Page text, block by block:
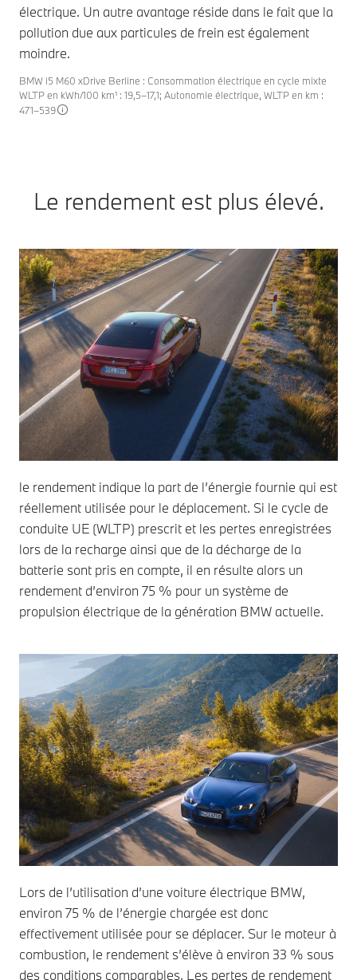
électrique. Un autre avantage réside dans le fait que la
pollution due aux particules de frein est également
moindre.
BMW i5 M60 xDrive Berline : Consommation électrique en cycle mixte
WLTP en kWh/100 km¹ : 19,5–17,1; Autonomie électrique, WLTP en km :
471–539
Le rendement est plus élevé.
le rendement indique la part de l’énergie fournie qui est
réellement utilisée pour le déplacement. Si le cycle de
conduite UE (WLTP) prescrit et les pertes enregistrées
lors de la recharge ainsi que de la décharge de la
batterie sont pris en compte, il en résulte alors un
rendement d’environ 75 % pour un système de
propulsion électrique de la génération BMW actuelle.
Lors de l’utilisation d’une voiture électrique BMW,
environ 75 % de l’énergie chargée est donc
effectivement utilisée pour se déplacer. Sur le moteur à
combustion, le rendement s’élève à environ 33 % sous
des conditions comparables. Les pertes de rendement